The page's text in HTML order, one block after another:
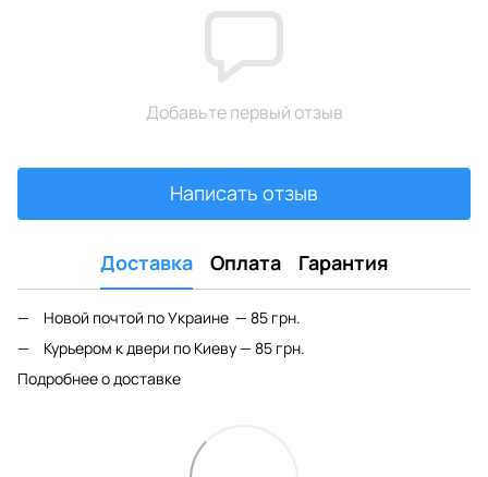
Добавьте первый отзыв
Написать отзыв
Доставка Оплата Гарантия
Новой почтой по Украине — 85 грн.
Курьером к двери по Киеву — 85 грн.
Подробнее о доставке